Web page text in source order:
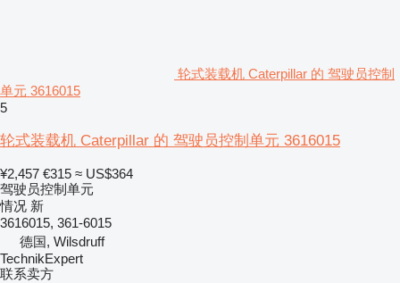
轮式装载机 Caterpillar 的 驾驶员控制
单元 3616015
5
轮式装载机 Caterpillar 的 驾驶员控制单元 3616015
¥2,457 €315 ≈ US$364
驾驶员控制单元
情况 新
3616015, 361-6015
德国, Wilsdruff
TechnikExpert
联系卖方